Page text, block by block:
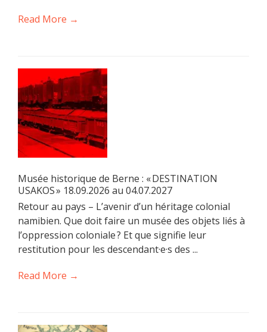
Read More →
Musée historique de Berne : « DESTINATION
USAKOS » 18.09.2026 au 04.07.2027
Retour au pays – L’avenir d’un héritage colonial
namibien. Que doit faire un musée des objets liés à
l’oppression coloniale ? Et que signifie leur
restitution pour les descendant·e·s des ...
Read More →